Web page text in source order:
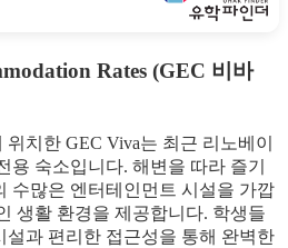
Rates (GEC 비바
치한 GEC Viva는 최근 리노베이
용 숙소입니다. 해변을 따라 즐기
수많은 엔터테인먼트 시설을 가깝
생활 환경을 제공합니다. 학생들
설과 편리한 접근성을 통해 완벽한